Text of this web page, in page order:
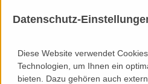
Datenschutz-
Diese Website verwendet
Technologien, um Ihnen ein
bieten. Dazu gehören auch